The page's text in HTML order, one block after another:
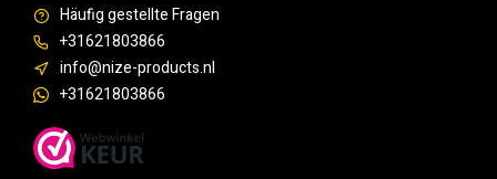
Häufig gestellte Fragen
+31621803866
info@nize-products.nl
+31621803866